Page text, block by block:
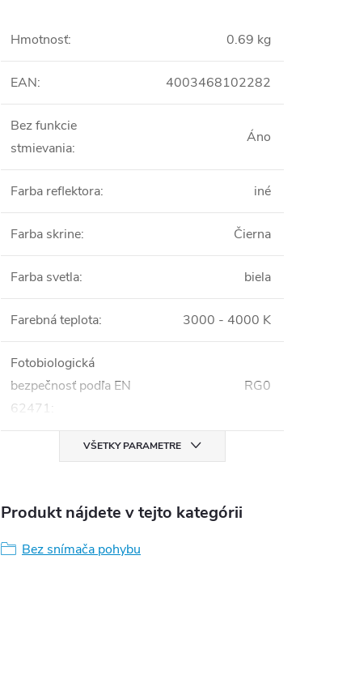
Hmotnosť: 0.69 kg
EAN: 4003468102282
Bez funkcie
stmievania:
Áno
Farba reflektora: iné
Farba skrine: Čierna
Farba svetla: biela
Farebná teplota: 3000 - 4000 K
Fotobiologická
bezpečnosť podľa EN
62471 :
RG0
VŠETKY PARAMETRE
Produkt nájdete v tejto kategórii
Bez snímača pohybu